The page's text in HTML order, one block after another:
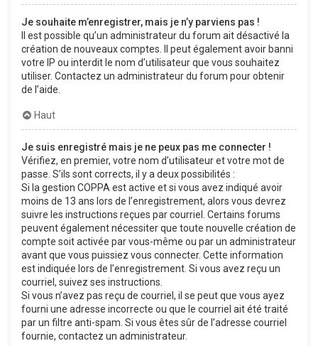
Je souhaite m’enregistrer, mais je n’y parviens pas !
Il est possible qu’un administrateur du forum ait désactivé la
création de nouveaux comptes. Il peut également avoir banni
votre IP ou interdit le nom d’utilisateur que vous souhaitez
utiliser. Contactez un administrateur du forum pour obtenir
de l’aide.
Haut
Je suis enregistré mais je ne peux pas me connecter !
Vérifiez, en premier, votre nom d’utilisateur et votre mot de
passe. S’ils sont corrects, il y a deux possibilités :
Si la gestion COPPA est active et si vous avez indiqué avoir
moins de 13 ans lors de l’enregistrement, alors vous devrez
suivre les instructions reçues par courriel. Certains forums
peuvent également nécessiter que toute nouvelle création de
compte soit activée par vous-même ou par un administrateur
avant que vous puissiez vous connecter. Cette information
est indiquée lors de l’enregistrement. Si vous avez reçu un
courriel, suivez ses instructions.
Si vous n’avez pas reçu de courriel, il se peut que vous ayez
fourni une adresse incorrecte ou que le courriel ait été traité
par un filtre anti-spam. Si vous êtes sûr de l’adresse courriel
fournie, contactez un administrateur.